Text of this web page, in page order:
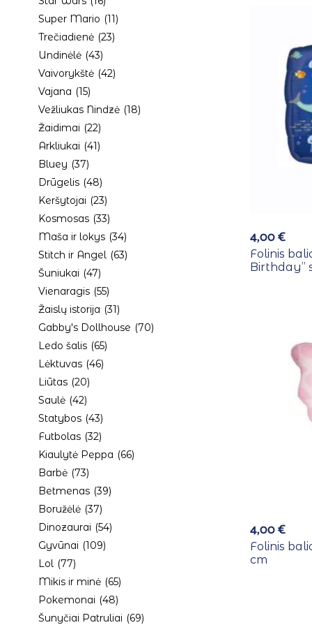
Super Mario (11)
Trečiadienė (23)
Undinėlė (43)
Vaivorykštė (42)
Vajana (15)
Vežliukas Nindzė (18)
Žaidimai (22)
Arkliukai (41)
Bluey (37)
Drūgelis (48)
Keršytojai (23)
Kosmosas (33)
Maša ir lokys (34)
Stitch ir Angel (63)
Šuniukai (47)
Vienaragis (55)
Žaislų istorija (31)
Gabby's Dollhouse (70)
Ledo šalis (65)
Lėktuvas (46)
Liūtas (20)
Saulė (42)
Statybos (43)
Futbolas (32)
Kiaulytė Peppa (66)
Barbė (73)
Betmenas (39)
Boružėlė (37)
Dinozaurai (54)
Gyvūnai (109)
Lol (77)
Mikis ir minė (65)
Pokemonai (48)
Šunyčiai Patruliai (69)
4,00€
Folinis
Birthday”
4,00€
Folinis
cm